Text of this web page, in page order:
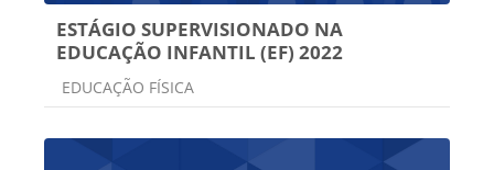
ESTÁGIO SUPERVISIONADO NA
EDUCAÇÃO INFANTIL (EF) 2022
Categoria do curso
EDUCAÇÃO FÍSICA